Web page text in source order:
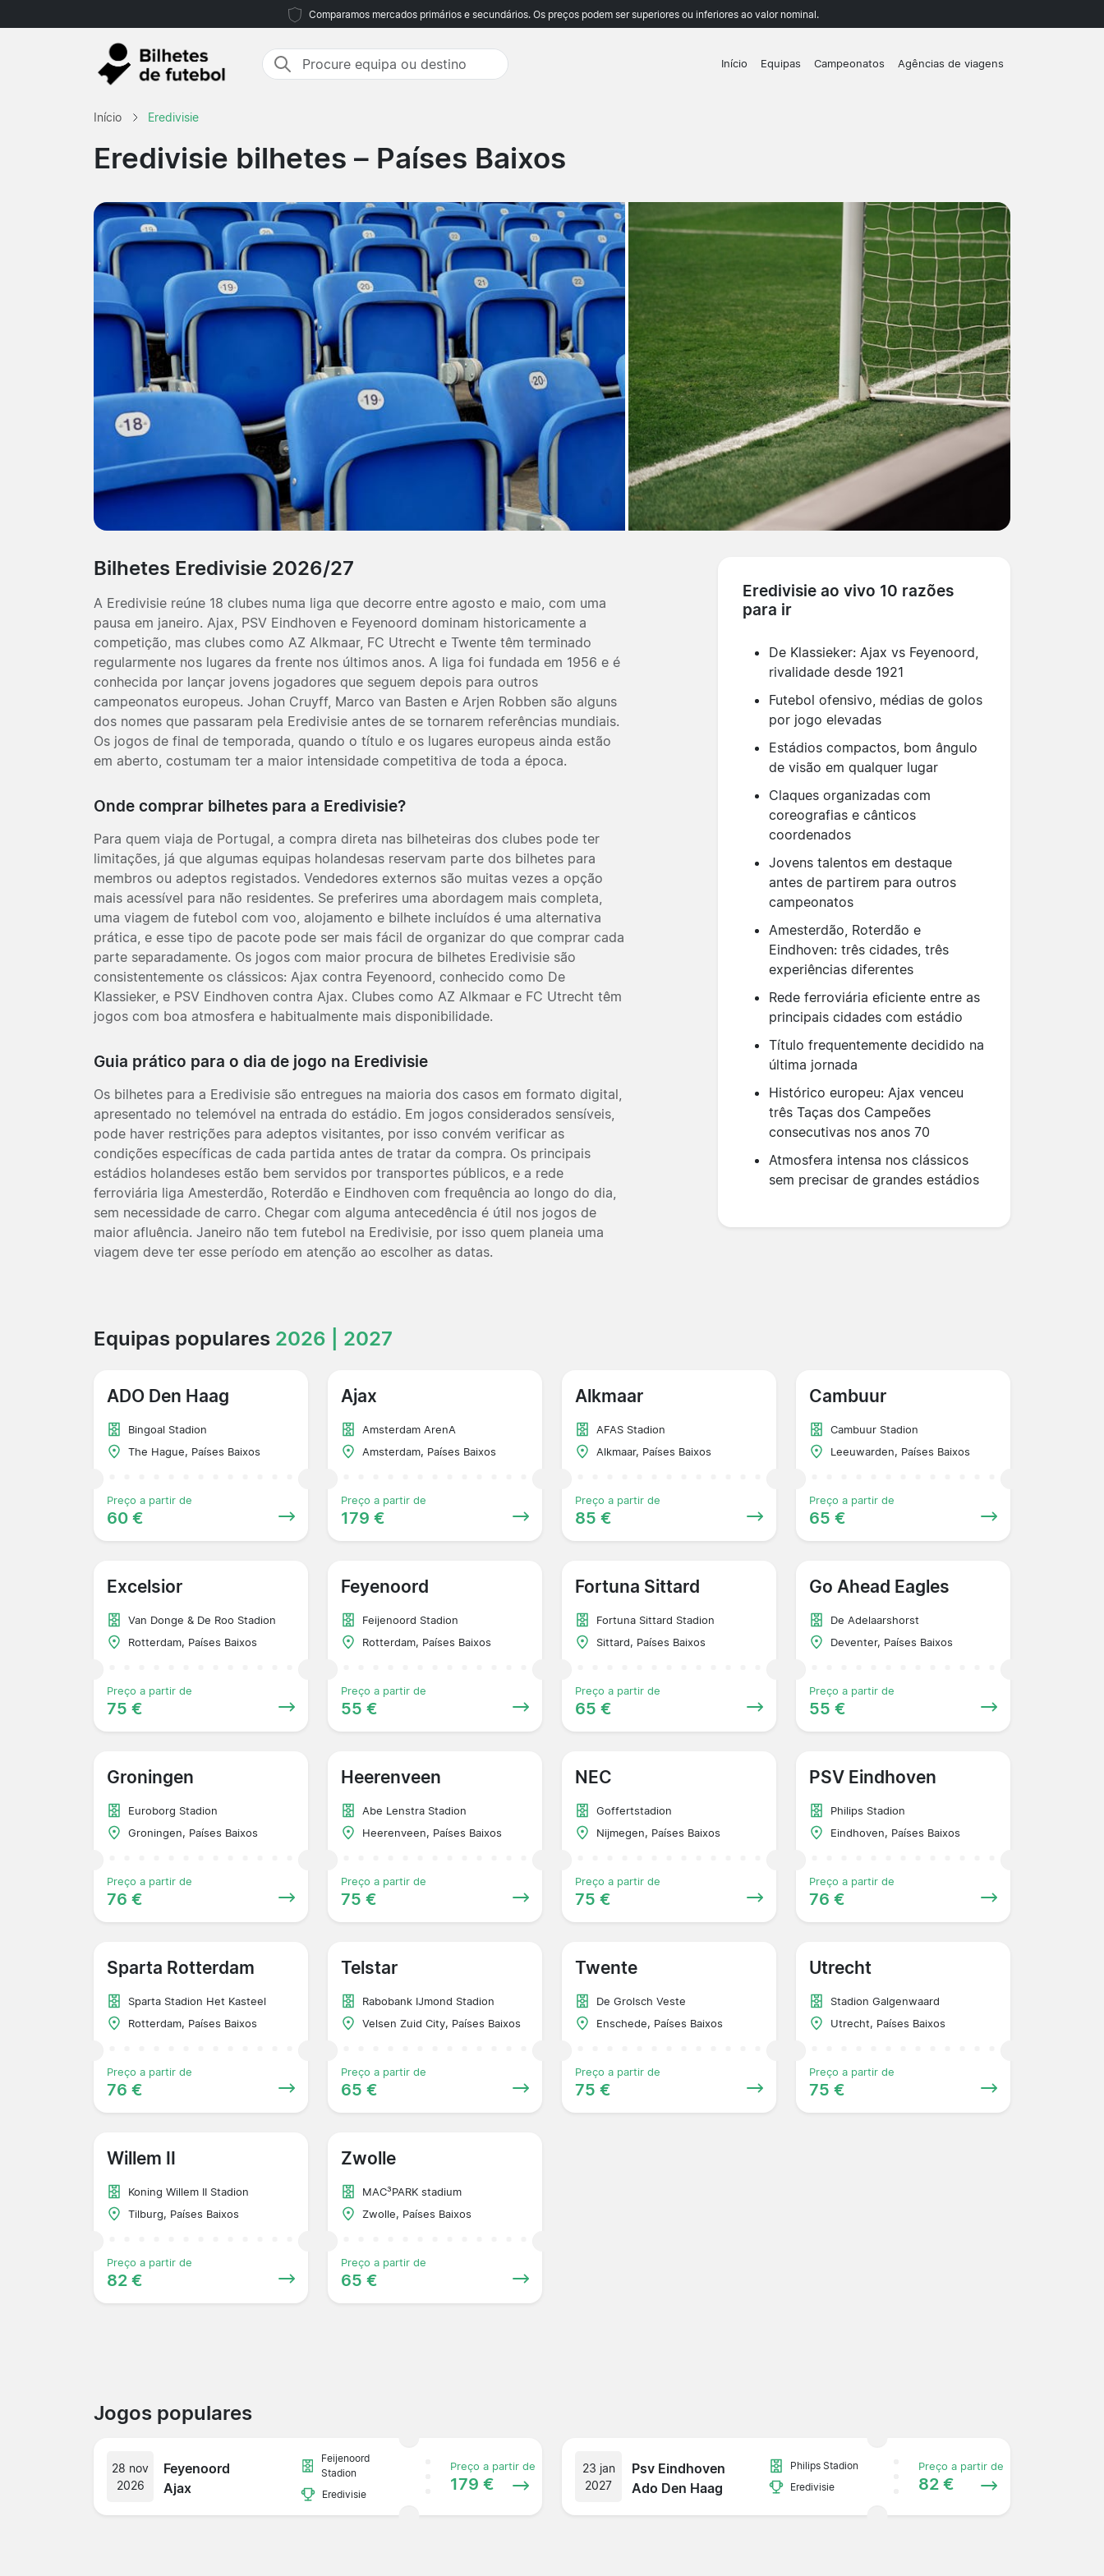
Comparamos mercados primários e secundários. Os preços podem ser superiores ou inferiores ao valor nominal.
Início Equipas Campeonatos Agências de viagens
Início Eredivisie
Eredivisie bilhetes – Países Baixos
Bilhetes Eredivisie 2026/27
A Eredivisie reúne 18 clubes numa liga que decorre entre agosto e maio, com uma
pausa em janeiro. Ajax, PSV Eindhoven e Feyenoord dominam historicamente a
competição, mas clubes como AZ Alkmaar, FC Utrecht e Twente têm terminado
regularmente nos lugares da frente nos últimos anos. A liga foi fundada em 1956 e é
conhecida por lançar jovens jogadores que seguem depois para outros
campeonatos europeus. Johan Cruyff, Marco van Basten e Arjen Robben são alguns
dos nomes que passaram pela Eredivisie antes de se tornarem referências mundiais.
Os jogos de final de temporada, quando o título e os lugares europeus ainda estão
em aberto, costumam ter a maior intensidade competitiva de toda a época.
Onde comprar bilhetes para a Eredivisie?
Para quem viaja de Portugal, a compra direta nas bilheteiras dos clubes pode ter
limitações, já que algumas equipas holandesas reservam parte dos bilhetes para
membros ou adeptos registados. Vendedores externos são muitas vezes a opção
mais acessível para não residentes. Se preferires uma abordagem mais completa,
uma viagem de futebol com voo, alojamento e bilhete incluídos é uma alternativa
prática, e esse tipo de pacote pode ser mais fácil de organizar do que comprar cada
parte separadamente. Os jogos com maior procura de bilhetes Eredivisie são
consistentemente os clássicos: Ajax contra Feyenoord , conhecido como De
Klassieker, e PSV Eindhoven contra Ajax. Clubes como AZ Alkmaar e FC Utrecht têm
jogos com boa atmosfera e habitualmente mais disponibilidade.
Guia prático para o dia de jogo na Eredivisie
Os bilhetes para a Eredivisie são entregues na maioria dos casos em formato digital,
apresentado no telemóvel na entrada do estádio. Em jogos considerados sensíveis,
pode haver restrições para adeptos visitantes, por isso convém verificar as
condições específicas de cada partida antes de tratar da compra. Os principais
estádios holandeses estão bem servidos por transportes públicos, e a rede
ferroviária liga Amesterdão, Roterdão e Eindhoven com frequência ao longo do dia,
sem necessidade de carro. Chegar com alguma antecedência é útil nos jogos de
maior afluência. Janeiro não tem futebol na Eredivisie, por isso quem planeia uma
viagem deve ter esse período em atenção ao escolher as datas.
Eredivisie ao vivo 10 razões
para ir
De Klassieker: Ajax vs Feyenoord,
rivalidade desde 1921
Futebol ofensivo, médias de golos
por jogo elevadas
Estádios compactos, bom ângulo
de visão em qualquer lugar
Claques organizadas com
coreografias e cânticos
coordenados
Jovens talentos em destaque
antes de partirem para outros
campeonatos
Amesterdão, Roterdão e
Eindhoven: três cidades, três
experiências diferentes
Rede ferroviária eficiente entre as
principais cidades com estádio
Título frequentemente decidido na
última jornada
Histórico europeu: Ajax venceu
três Taças dos Campeões
consecutivas nos anos 70
Atmosfera intensa nos clássicos
sem precisar de grandes estádios
Equipas populares 2026 | 2027
ADO Den Haag
Bingoal Stadion
The Hague, Países Baixos
Preço a partir de
60 €
Ajax
Amsterdam ArenA
Amsterdam, Países Baixos
Preço a partir de
179 €
Alkmaar
AFAS Stadion
Alkmaar, Países Baixos
Preço a partir de
85 €
Cambuur
Cambuur Stadion
Leeuwarden, Países Baixos
Preço a partir de
65 €
Excelsior
Van Donge & De Roo Stadion
Rotterdam, Países Baixos
Preço a partir de
75 €
Feyenoord
Feijenoord Stadion
Rotterdam, Países Baixos
Preço a partir de
55 €
Fortuna Sittard
Fortuna Sittard Stadion
Sittard, Países Baixos
Preço a partir de
65 €
Go Ahead Eagles
De Adelaarshorst
Deventer, Países Baixos
Preço a partir de
55 €
Groningen
Euroborg Stadion
Groningen, Países Baixos
Preço a partir de
76 €
Heerenveen
Abe Lenstra Stadion
Heerenveen, Países Baixos
Preço a partir de
75 €
NEC
Goffertstadion
Nijmegen, Países Baixos
Preço a partir de
75 €
PSV Eindhoven
Philips Stadion
Eindhoven, Países Baixos
Preço a partir de
76 €
Sparta Rotterdam
Sparta Stadion Het Kasteel
Rotterdam, Países Baixos
Preço a partir de
76 €
Telstar
Rabobank IJmond Stadion
Velsen Zuid City, Países Baixos
Preço a partir de
65 €
Twente
De Grolsch Veste
Enschede, Países Baixos
Preço a partir de
75 €
Utrecht
Stadion Galgenwaard
Utrecht, Países Baixos
Preço a partir de
75 €
Willem II
Koning Willem II Stadion
Tilburg, Países Baixos
Preço a partir de
82 €
Zwolle
MAC³PARK stadium
Zwolle, Países Baixos
Preço a partir de
65 €
Jogos populares
28 nov
2026
Feyenoord
Ajax
Feijenoord
Stadion
Eredivisie
Preço a partir de
179 €
23 jan
2027
Psv Eindhoven
Ado Den Haag
Philips Stadion
Eredivisie
Preço a partir de
82 €